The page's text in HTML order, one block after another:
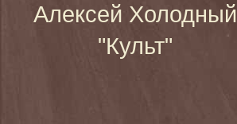
Алексей Холодный
"Культ"